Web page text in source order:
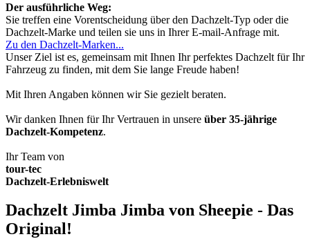
Der ausführliche Weg:
Sie treffen eine Vorentscheidung über den Dachzelt-Typ oder die
Dachzelt-Marke und teilen sie uns in Ihrer E-mail-Anfrage mit.
Zu den Dachzelt-Marken...
Unser Ziel ist es, gemeinsam mit Ihnen Ihr perfektes Dachzelt für Ihr
Fahrzeug zu finden, mit dem Sie lange Freude haben!
Mit Ihren Angaben können wir Sie gezielt beraten.
Wir danken Ihnen für Ihr Vertrauen in unsere über 35-jährige
Dachzelt-Kompetenz.
Ihr Team von
tour-tec
Dachzelt-Erlebniswelt
Dachzelt Jimba Jimba von Sheepie - Das
Original!